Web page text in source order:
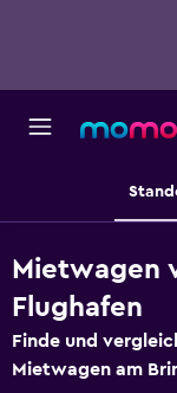
Mietwagen
Flughafen
Finde und
Mietwagen am